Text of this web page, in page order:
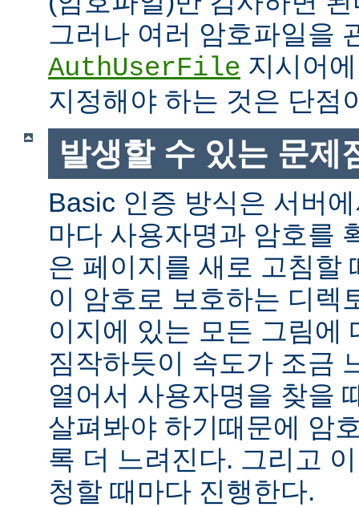
그러나 여러 암호파일을
AuthUserFile 지시어
지정해야 하는 것은 단점
발생할 수 있는 문제
Basic 인증 방식은 서버
마다 사용자명과 암호를
은 페이지를 새로 고침할
이 암호로 보호하는 디렉
이지에 있는 모든 그림에
짐작하듯이 속도가 조금
열어서 사용자명을 찾을
살펴봐야 하기때문에 암
록 더 느려진다. 그리고
청할 때마다 진행한다.